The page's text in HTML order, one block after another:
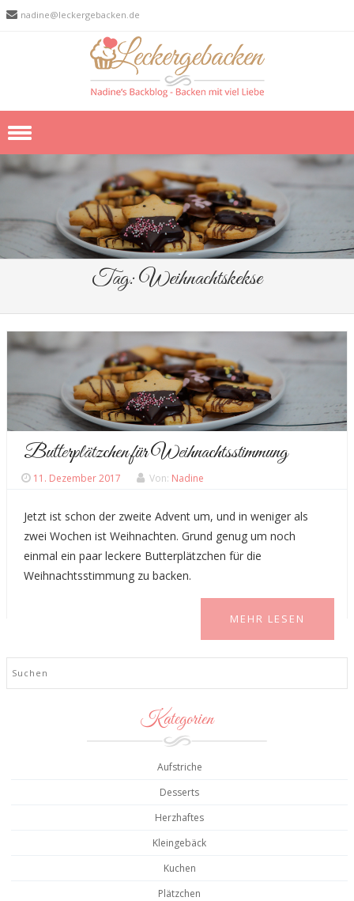
nadine@leckergebacken.de
Skip to content
Tag:Weihnachtskekse
Butterplätzchen für Weihnachtsstimmung
11. Dezember 2017 Von: Nadine
Jetzt ist schon der zweite Advent um, und in weniger als
zwei Wochen ist Weihnachten. Grund genug um noch
einmal ein paar leckere Butterplätzchen für die
Weihnachtsstimmung zu backen.
MEHR LESEN
Kategorien
Aufstriche
Desserts
Herzhaftes
Kleingebäck
Kuchen
Plätzchen